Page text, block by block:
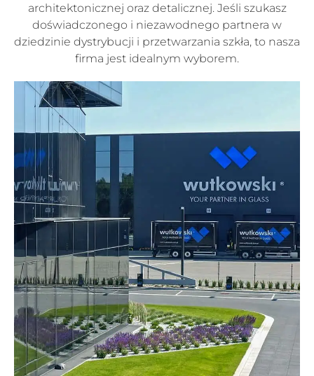
architektonicznej oraz detalicznej. Jeśli szukasz
doświadczonego i niezawodnego partnera w
dziedzinie dystrybucji i przetwarzania szkła, to nasza
firma jest idealnym wyborem.